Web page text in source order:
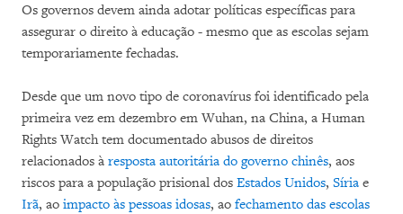
Os governos devem ainda adotar políticas específicas para
assegurar o direito à educação - mesmo que as escolas sejam
temporariamente fechadas.
Desde que um novo tipo de coronavírus foi identificado pela
primeira vez em dezembro em Wuhan, na China, a Human
Rights Watch tem documentado abusos de direitos
relacionados à resposta autoritária do governo chinês, aos
riscos para a população prisional dos Estados Unidos, Síria e
Irã, ao impacto às pessoas idosas, ao fechamento das escolas